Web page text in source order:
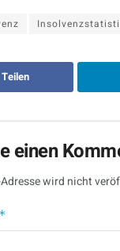
Teilen
einen
Adresse wird nicht
*